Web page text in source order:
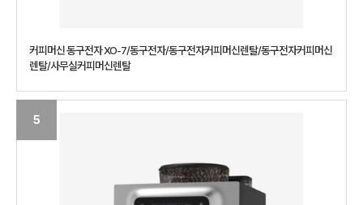
커피머신 동구전자 XO-7/동구전자/동구전자커피머신렌탈/동구전자커피머신
렌탈/사무실커피머신렌탈
5